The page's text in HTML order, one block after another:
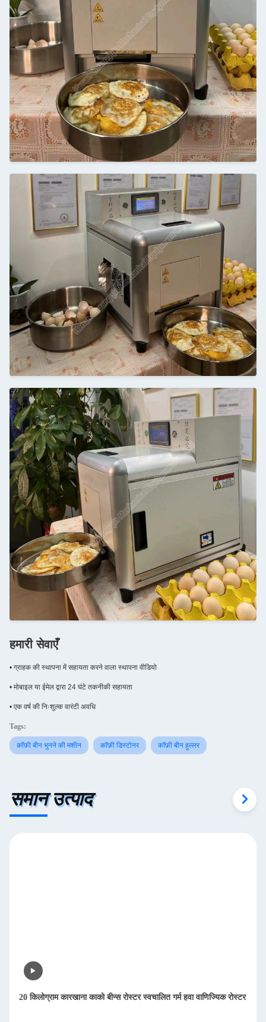
हमारी सेवाएँ
• ग्राहक की स्थापना में सहायता करने वाला स्थापना वीडियो
• मोबाइल या ईमेल द्वारा 24 घंटे तकनीकी सहायता
• एक वर्ष की निःशुल्क वारंटी अवधि
Tags:
कॉफ़ी बीन भुनने की मशीन कॉफ़ी डिस्टोनर कॉफ़ी बीन हुल्लर
समान उत्पाद
20 किलोग्राम कारखाना काको बीन्स रोस्टर स्वचालित गर्म हवा वाणिज्यिक रोस्टर